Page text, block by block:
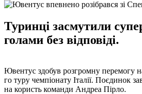
Туринці засмутили
голами без відповіді.
Ювентус здобув розгромну перемогу
го туру чемпіонату Італії. Поєдинок
на користь команди Андреа Пірло.